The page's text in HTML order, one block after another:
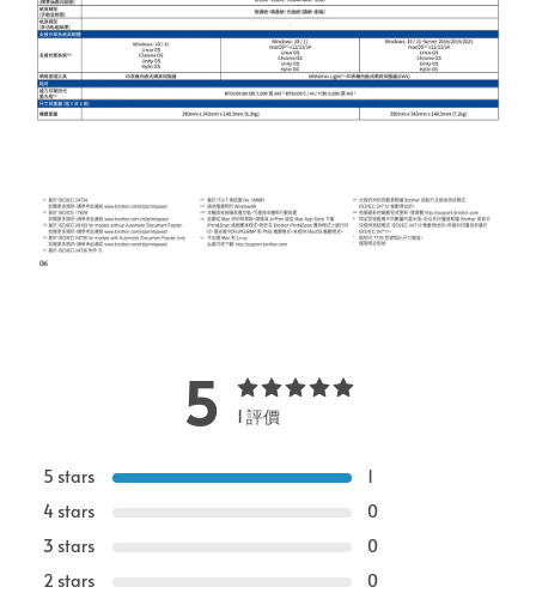
5 1 評價
5 stars
1
4 stars
0
3 stars
0
2 stars
0